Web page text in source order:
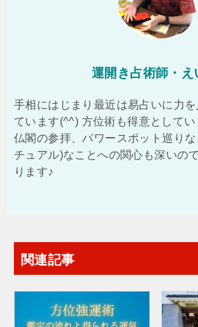
運開き占術師・え
手相にはじまり最近は易占いに力
ています(^^) 方位術も得意として
仏閣の参拝、パワースポット巡り
チュアル)なことへの関心も深いの
ります♪
関連記事